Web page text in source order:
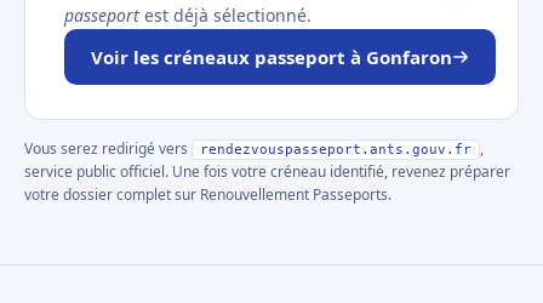
passeport est déjà sélectionné.
Voir les créneaux passeport à Gonfaron
Vous serez redirigé vers rendezvouspasseport.ants.gouv.fr
,
service public officiel. Une fois votre créneau identifié, revenez préparer
votre dossier complet sur Renouvellement Passeports.